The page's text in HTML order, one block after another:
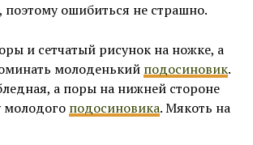
ошибиться не страшно.
и сетчатый рисунок на ножке, а
молоденький подосиновик.
а поры на нижней стороне
молодого подосиновика. Мякоть на